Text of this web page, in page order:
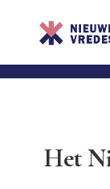
Het